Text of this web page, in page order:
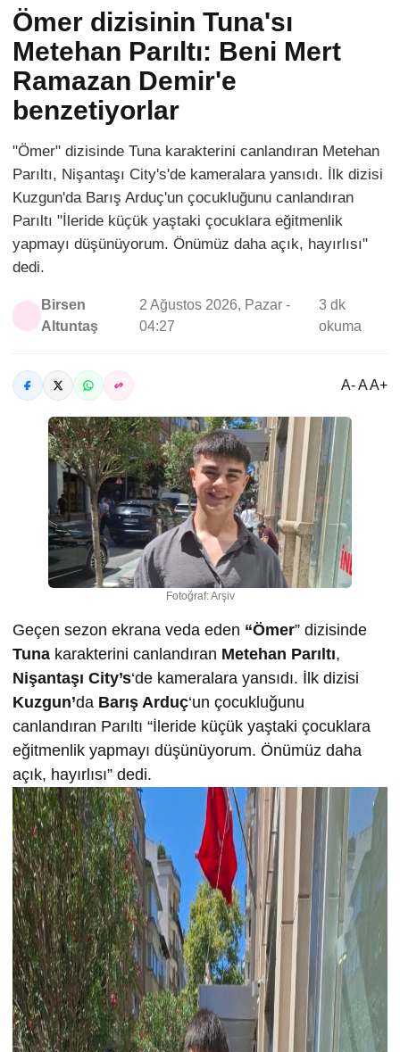
Ömer dizisinin Tuna'sı
Metehan Parıltı: Beni Mert
Ramazan Demir'e
benzetiyorlar
"Ömer" dizisinde Tuna karakterini canlandıran Metehan
Parıltı, Nişantaşı City's'de kameralara yansıdı. İlk dizisi
Kuzgun'da Barış Arduç'un çocukluğunu canlandıran
Parıltı "İleride küçük yaştaki çocuklara eğitmenlik
yapmayı düşünüyorum. Önümüz daha açık, hayırlısı"
dedi.
Birsen
Altuntaş
2 Ağustos 2026, Pazar -
04:27
3 dk
okuma
A- A A+
Fotoğraf: Arşiv
Geçen sezon ekrana veda eden “Ömer” dizisinde
Tuna karakterini canlandıran Metehan Parıltı,
Nişantaşı City’s‘de kameralara yansıdı. İlk dizisi
Kuzgun’da Barış Arduç‘un çocukluğunu
canlandıran Parıltı “İleride küçük yaştaki çocuklara
eğitmenlik yapmayı düşünüyorum. Önümüz daha
açık, hayırlısı” dedi.